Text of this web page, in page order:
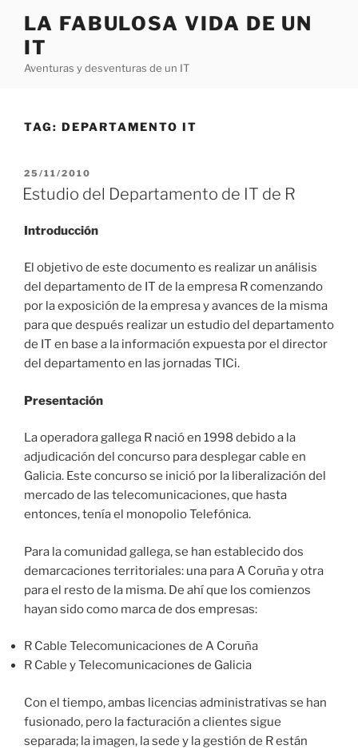
content
LA FABULOSA VIDA DE UN
IT
Aventuras y desventuras de un IT
TAG: DEPARTAMENTO IT
POSTED
ON
25/11/2010
Estudio del Departamento de IT de R
Introducción
El objetivo de este documento es realizar un análisis
del departamento de IT de la empresa R comenzando
por la exposición de la empresa y avances de la misma
para que después realizar un estudio del departamento
de IT en base a la información expuesta por el director
del departamento en las jornadas TICi.
Presentación
La operadora gallega R nació en 1998 debido a la
adjudicación del concurso para desplegar cable en
Galicia. Este concurso se inició por la liberalización del
mercado de las telecomunicaciones, que hasta
entonces, tenía el monopolio Telefónica.
Para la comunidad gallega, se han establecido dos
demarcaciones territoriales: una para A Coruña y otra
para el resto de la misma. De ahí que los comienzos
hayan sido como marca de dos empresas:
R Cable Telecomunicaciones de A Coruña
R Cable y Telecomunicaciones de Galicia
Con el tiempo, ambas licencias administrativas se han
fusionado, pero la facturación a clientes sigue
separada; la imagen, la sede y la gestión de R están